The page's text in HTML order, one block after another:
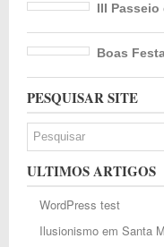
III Passeio
Boas
PESQUISAR SITE
ULTIMOS ARTIGOS
WordPress test
Ilusionismo em Santa